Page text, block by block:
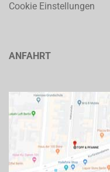
Cookie Einstellungen
ANFAHRT